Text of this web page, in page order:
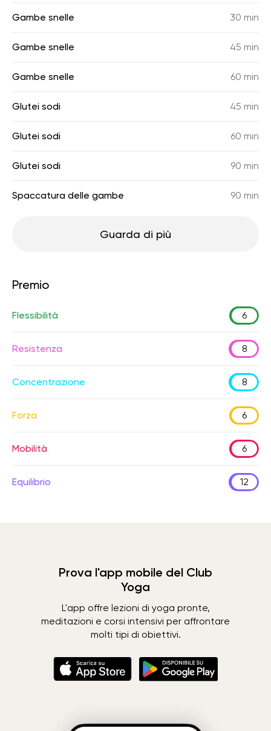
Gambe snelle 30 min
Gambe snelle 45 min
Gambe snelle 60 min
Glutei sodi 45 min
Glutei sodi 60 min
Glutei sodi 90 min
Spaccatura delle gambe 90 min
Guarda di più
Premio
Flessibilità 6
Resistenza 8
Concentrazione 8
Forza 6
Mobilità 6
Equilibrio 12
Prova l'app mobile del Club
Yoga
L'app offre lezioni di yoga pronte,
meditazioni e corsi intensivi per affrontare
molti tipi di obiettivi.